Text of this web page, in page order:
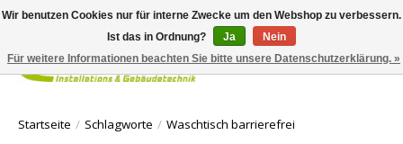
Ihr
Startseite / Schlagworte / Waschtisch barrierefrei
Wir benutzen Cookies nur für interne Zwecke um den Webshop zu verbessern.
Ist das in Ordnung?
Ja
Nein
Für weitere Informationen beachten Sie bitte unsere Datenschutzerklärung. »